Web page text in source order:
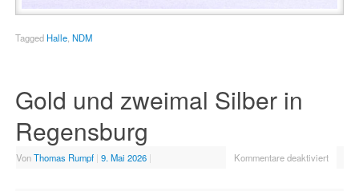
Tagged Halle, NDM
Gold und zweimal Silber in
Regensburg
VonThomas Rumpf | 9. Mai 2026 | Kommentare deaktiviert